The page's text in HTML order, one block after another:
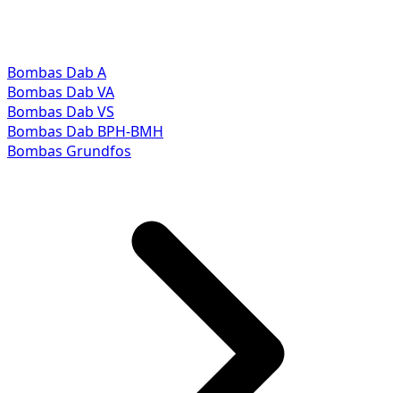
Bombas Dab A
Bombas Dab VA
Bombas Dab VS
Bombas Dab BPH-BMH
Bombas Grundfos